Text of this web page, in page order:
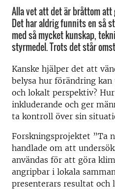
Alla vet att det är bråttom att
Det har aldrig funnits en så
med så mycket kunskap,
styrmedel. Trots det står
Kanske hjälper det att
belysa hur förändring
och lokalt perspektiv?
inkluderande och ger
ta kontroll över sin
Forskningsprojektet ”Ta
handlade om att
användas för att göra
angripbar i lokala
presenterars resultat och